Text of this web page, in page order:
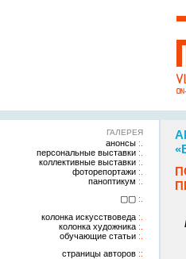
ГАЛЕРЕЯ
анонсы
персональные выставки
коллективные выставки
фоторепортажи
паноптикум
▢▢
колонка искусствоведа
колонка художника
обучающие статьи
страницы авторов